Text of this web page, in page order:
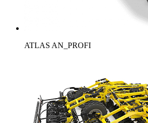
ATLAS AN_PROFI